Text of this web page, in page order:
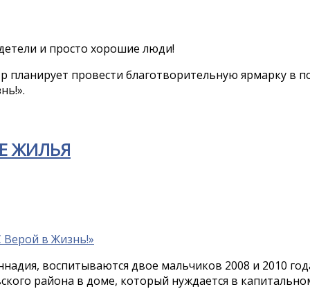
и просто хорошие люди!
провести благотворительную ярмарку в
ЖИЛЬЯ
воспитываются двое мальчиков 2008 и 2010
района в доме, который нуждается в